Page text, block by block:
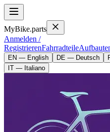
MyBike.parts
Anmelden /
RegistrierenFahrradteile
EN — English DE — Deutsch
IT — Italiano